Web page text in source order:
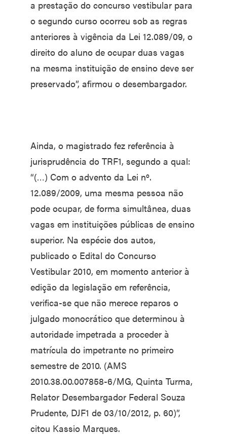
a prestação do concurso vestibular para
o segundo curso ocorreu sob as regras
anteriores à vigência da Lei 12.089/09, o
direito do aluno de ocupar duas vagas
na mesma instituição de ensino deve ser
preservado”, afirmou o desembargador.
Ainda, o magistrado fez referência à
jurisprudência do TRF1, segundo a qual:
“(…) Com o advento da Lei nº.
12.089/2009, uma mesma pessoa não
pode ocupar, de forma simultânea, duas
vagas em instituições públicas de ensino
superior. Na espécie dos autos,
publicado o Edital do Concurso
Vestibular 2010, em momento anterior à
edição da legislação em referência,
verifica-se que não merece reparos o
julgado monocrático que determinou à
autoridade impetrada a proceder à
matrícula do impetrante no primeiro
semestre de 2010. (AMS
2010.38.00.007858-6/MG, Quinta Turma,
Relator Desembargador Federal Souza
Prudente, DJF1 de 03/10/2012, p. 60)”,
citou Kassio Marques.